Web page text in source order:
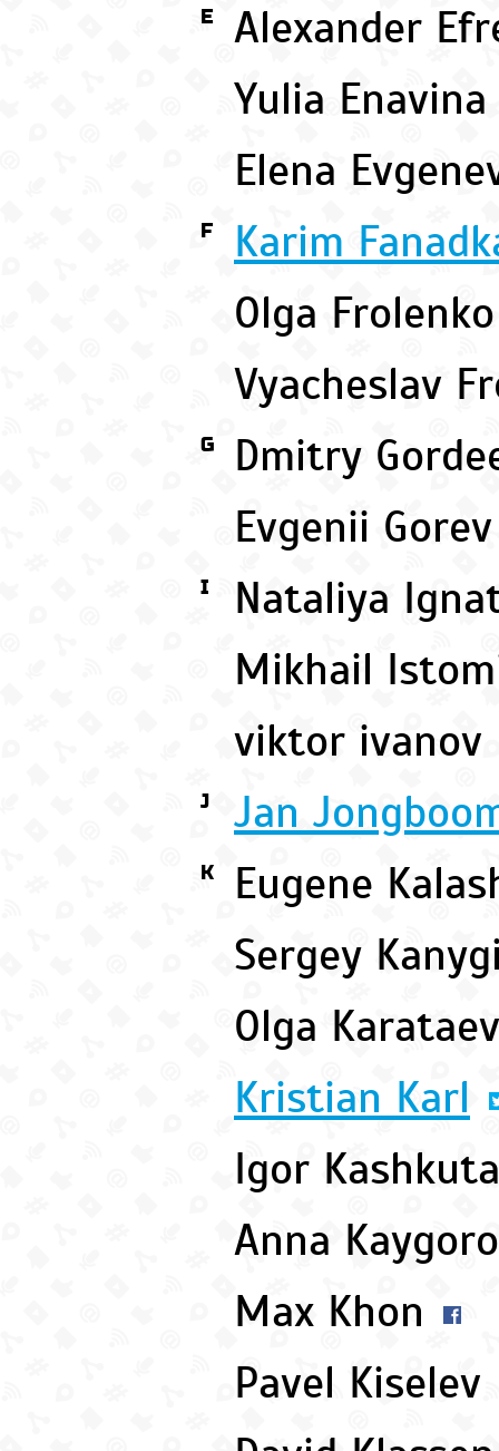
E
Alexander
Yulia Enavina
Elena
F
Karim
Olga
Vyacheslav
G
Dmitry
Evgenii
I
Nataliya
Mikhail
viktor ivanov
J Jan
K
Eugene
Sergey
Olga
Kristian Karl
Igor
Anna
Max Khon
Pavel Kiselev